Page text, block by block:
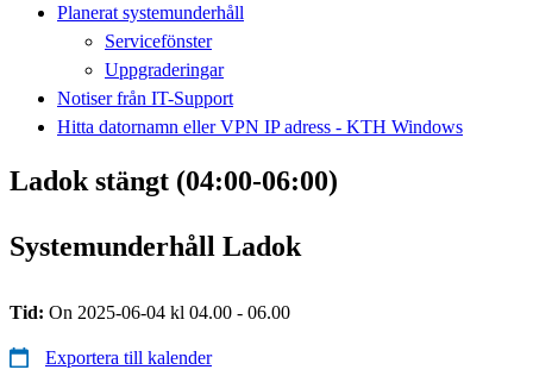
Planerat systemunderhåll
Servicefönster
Uppgraderingar
Notiser från IT-Support
Hitta datornamn eller VPN IP adress - KTH Windows
Ladok stängt (04:00-06:00)
Systemunderhåll Ladok
Tid: On 2025-06-04 kl 04.00 - 06.00
Exportera till kalender